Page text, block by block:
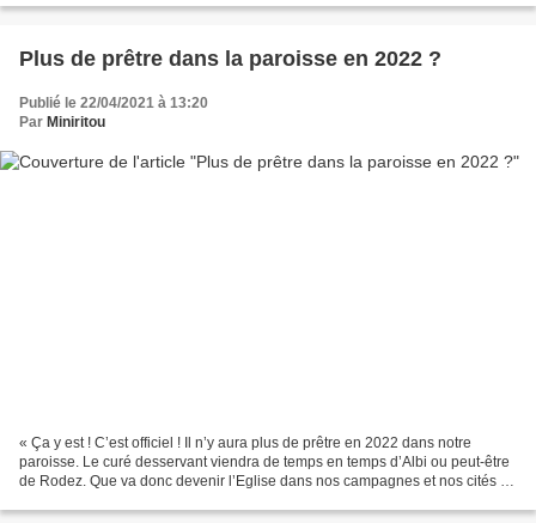
Plus de prêtre dans la paroisse en 2022 ?
Publié le 22/04/2021 à 13:20
Par Miniritou
« Ça y est ! C’est officiel ! Il n’y aura plus de prêtre en 2022 dans notre
paroisse. Le curé desservant viendra de temps en temps d’Albi ou peut-être
de Rodez. Que va donc devenir l’Eglise dans nos campagnes et nos cités ?